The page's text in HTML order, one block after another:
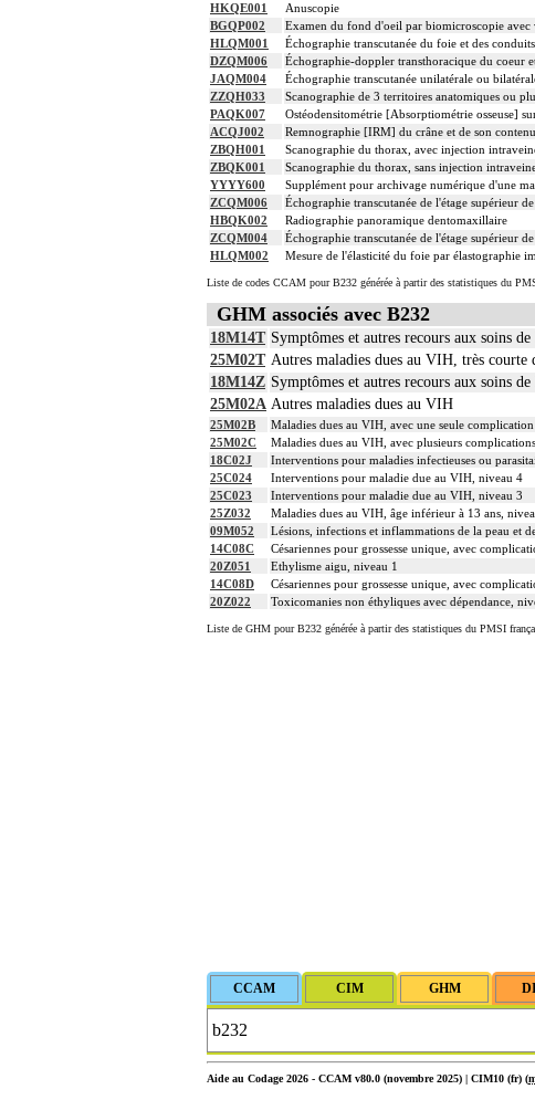
HKQE001
Anuscopie
BGQP002
Examen du fond d'oeil par biomicroscopie avec
HLQM001
Échographie transcutanée du foie et des
DZQM006
Échographie-doppler transthoracique du coeur
JAQM004
Échographie transcutanée unilatérale ou
ZZQH033
Scanographie de 3 territoires anatomiques ou
PAQK007
Ostéodensitométrie [Absorptiométrie osseuse]
ACQJ002
Remnographie [IRM] du crâne et de son
ZBQH001
Scanographie du thorax, avec injection
ZBQK001
Scanographie du thorax, sans injection
YYYY600
Supplément pour archivage numérique d'une
ZCQM006
Échographie transcutanée de l'étage supérieur
HBQK002
Radiographie panoramique dentomaxillaire
ZCQM004
Échographie transcutanée de l'étage supérieur
HLQM002
Mesure de l'élasticité du foie par élastographie
Liste de codes CCAM pour B232 générée à partir des statistiques du
GHM associés avec B232
18M14T Symptômes et autres recours aux soins
25M02T Autres maladies dues au VIH, très courte
18M14Z Symptômes et autres recours aux soins
25M02A Autres maladies dues au VIH
25M02B
Maladies dues au VIH, avec une seule
25M02C
Maladies dues au VIH, avec plusieurs
18C02J
Interventions pour maladies infectieuses ou
25C024
Interventions pour maladie due au VIH, niveau 4
25C023
Interventions pour maladie due au VIH, niveau 3
25Z032
Maladies dues au VIH, âge inférieur à 13 ans,
09M052
Lésions, infections et inflammations de la peau et
14C08C
Césariennes pour grossesse unique, avec
20Z051
Ethylisme aigu, niveau 1
14C08D
Césariennes pour grossesse unique, avec
20Z022
Toxicomanies non éthyliques avec dépendance,
Liste de GHM pour B232 générée à partir des statistiques du PMSI
Aide au Codage 2026 - CCAM v80.0 (novembre 2025) | CIM10 (fr) (